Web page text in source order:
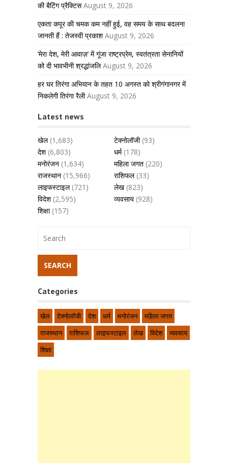
की बैटिंग प्रैक्टिस August 9, 2026
एकता कपूर की चमक कम नहीं हुई, वह समय के साथ बदलना
जानती हैं : तेजस्वी प्रकाश August 9, 2026
‘मेरा देश, मेरी आवाज़’ में गूंजा राष्ट्रप्रेम, स्वतंत्रता सेनानियों
को दी भावभीनी श्रद्धांजलि August 9, 2026
हर घर तिरंगा अभियान के तहत 10 अगस्त को श्रीगंगानगर में
निकलेगी तिरंगा रैली August 9, 2026
Latest news
खेल(1,683) टेक्नोलॉजी(93)
देश(6,803) धर्म(178)
मनोरंजन (1,634) महिला जगत (220)
राजस्थान (15,966) राशिफल(33)
लाइफस्टाइल(721) लेख (823)
विदेश(2,595) व्यवसाय (928)
शिक्षा(157)
Categories
खेल टेक्नोलॉजी देश धर्म मनोरंजन
महिला जगत
राजस्थान
राशिफल लाइफस्टाइल लेख विदेश
व्यवसाय
शिक्षा